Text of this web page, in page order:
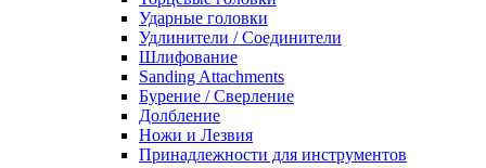
Ударные головки
Удлинители / Соединители
Шлифование
Sanding Attachments
Бурение / Сверление
Долбление
Ножи и Лезвия
Принадлежности для инструментов